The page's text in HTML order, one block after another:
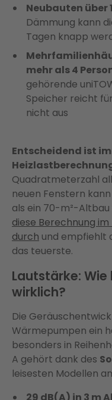
Neubauten über
Dämmung kann
Tagen knapp
mehr als 4
gehörende
Speicher reicht
nicht aus
Entscheidend ist
Heizlastberechnung
Quadratmeterzahl
neuen Fenstern
als ein 70-m²-
diese Berechnung
durch und empfiehlt
das teuerste.
Lautstärke: Wie
wirklich?
Die
Wärmepumpen ein
besonders in
A gehört dank des
leisesten Modellen
29 dB(A) in 3 m